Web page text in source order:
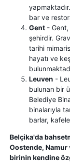
bar ve
Gent -
şehirdir.
tarihi
hayatı ve
Leuven -
bulunan bir
Belediye
binalarıyla
barlar,
Belçika'da
Oostende, Namur
birinin kendine